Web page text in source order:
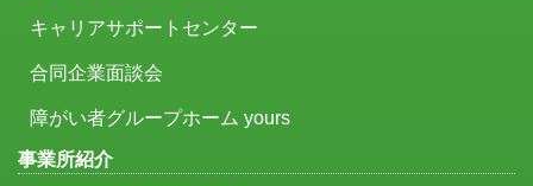
キャリアサポートセンター
合同企業面談会
障がい者グループホーム yours
事業所紹介